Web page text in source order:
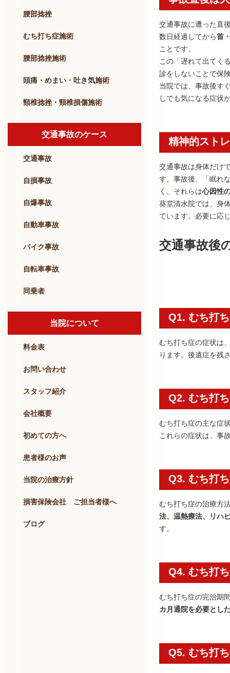
交通事故に遭った直
数日経過してから首
ことです。
この「遅れて出てく
診をしないことで保
当院では、事故後す
しでも気になる症状
精神的スト
交通事故は身体だけ
す。事故後、「眠れ
く、それらは心因性
葵堂清水院では、身
ています。必要に応
交通事故後
Q1. むち打
むち打ち症の症状は
ります。後遺症を残
Q2. むち打
むち打ち症の主な症
これらの症状は、事
Q3. むち打
むち打ち症の治療方
法、温熱療法、リハ
す。
Q4. むち打
むち打ち症の完治期
カ月通院を必要とし
Q5. むち打
腰部捻挫
むち打ち症施術
腰部捻挫施術
頭痛・めまい・吐き気施術
頸椎捻挫・頸椎損傷施術
交通事故のケース
交通事故
自損事故
自爆事故
自動車事故
バイク事故
自転車事故
同乗者
当院について
料金表
お問い合わせ
スタッフ紹介
会社概要
初めての方へ
患者様のお声
当院の治療方針
損害保険会社 ご担当者様へ
ブログ